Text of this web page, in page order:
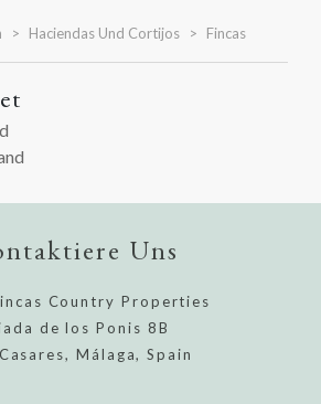
Haciendas Und Cortijos Fincas
Uns
Country Properties
de los Ponis 8B
Málaga, Spain